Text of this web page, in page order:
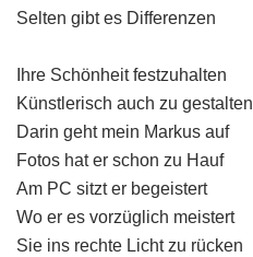
Selten gibt es Differenzen
Ihre Schönheit festzuhalten
Künstlerisch auch zu gestalten
Darin geht mein Markus auf
Fotos hat er schon zu Hauf
Am PC sitzt er begeistert
Wo er es vorzüglich meistert
Sie ins rechte Licht zu rücken